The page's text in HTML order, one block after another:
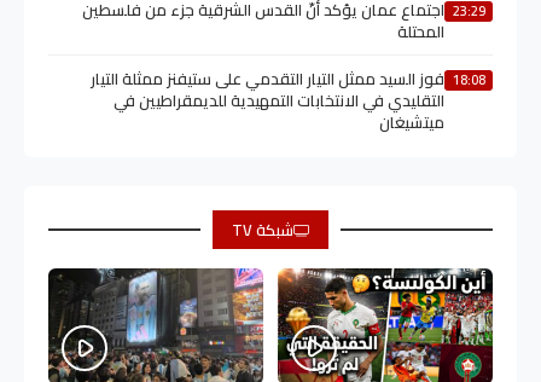
23:29 اجتماع عمان يؤكد أنّ القدس الشرقية جزء من فلسطين
المحتلة
18:08 فوز السيد ممثل التيار التقدمي على ستيفنز ممثلة التيار
التقليدي في الانتخابات التمهيدية للديمقراطيين في
ميتشيغان
شبكة TV